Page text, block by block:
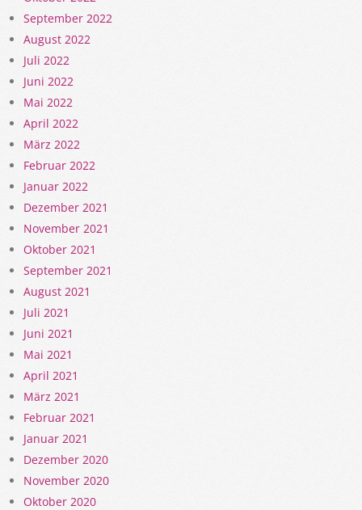
September 2022
August 2022
Juli 2022
Juni 2022
Mai 2022
April 2022
März 2022
Februar 2022
Januar 2022
Dezember 2021
November 2021
Oktober 2021
September 2021
August 2021
Juli 2021
Juni 2021
Mai 2021
April 2021
März 2021
Februar 2021
Januar 2021
Dezember 2020
November 2020
Oktober 2020